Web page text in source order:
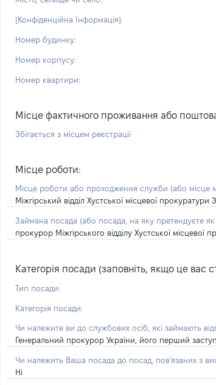
[Конфіденційна Інформація]:
Номер будинку:
Номер корпусу:
Номер квартири:
Місце фактичного проживання або
Збігається з місцем реєстрації
Місце роботи:
Місце роботи або проходження служби (або місце
Міжгірський відділ Хустської місцевої прокуратури
Займана посада (або посада, на яку претендуєте
прокурор Міжгірського відділу Хустської місцевої
Категорія посади (заповніть, якщо це вас
Тип посади:
Категорія посади:
Чи належите ви до службових осіб, які займають
Генеральний прокурор України, його перший
Чи належить Ваша посада до посад, пов'язаних з
Ні